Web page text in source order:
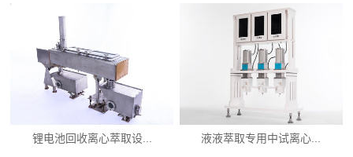
锂电池回收离心萃取设... 液液萃取专用中试离心...